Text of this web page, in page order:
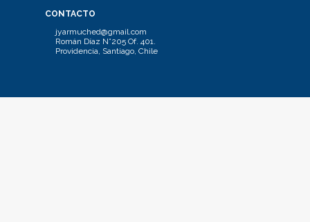
CONTACTO
jyarmuched@gmail.com
Román Díaz N°205 Of. 401.
Providencia, Santiago, Chile